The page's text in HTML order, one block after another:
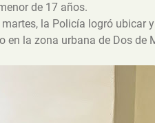
de 17 años.
la Policía logró ubicar
la zona urbana de Dos de